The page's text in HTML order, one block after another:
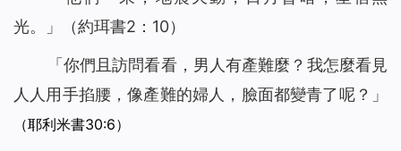
光。
」（約珥書2：10）
「 你們且訪問看看，男人有產難麼？我怎麼看見
人人用手掐腰，像產難的婦人，臉面都變青了呢？ 」
（耶利米書30:6）